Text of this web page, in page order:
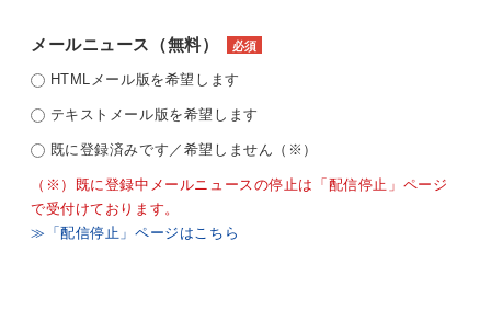
メールニュース（無料） 必須
HTMLメール版を希望します
テキストメール版を希望します
既に登録済みです／希望しません（※）
（※）既に登録中メールニュースの停止は「配信停止」ページ
で受付けております。
≫「配信停止」ページはこちら